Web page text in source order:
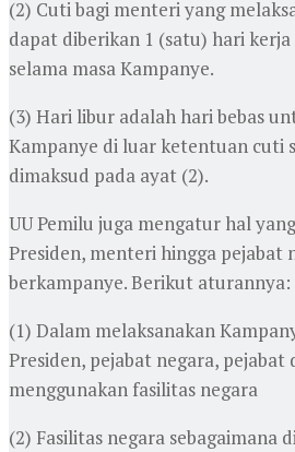
(2) Cuti bagi menteri yang
dapat diberikan 1 (satu) hari
selama masa Kampanye.
(3) Hari libur adalah hari bebas
Kampanye di luar ketentuan cuti
dimaksud pada ayat (2).
UU Pemilu juga mengatur hal
Presiden, menteri hingga pejabat
berkampanye. Berikut aturannya:
(1) Dalam melaksanakan
Presiden, pejabat negara, pejabat
menggunakan fasilitas negara
(2) Fasilitas negara sebagaimana